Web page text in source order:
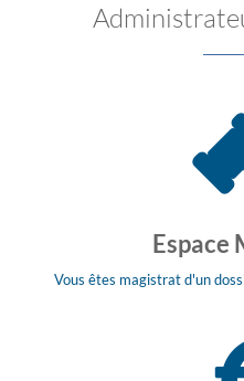
Espace
Vous êtes magistrat d'un